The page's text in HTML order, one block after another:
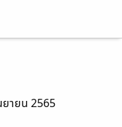
ายน 2565